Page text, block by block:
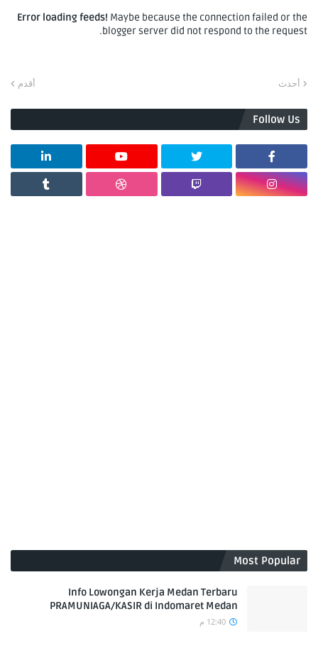
Error loading feeds! Maybe because the connection failed or the
blogger server did not respond to the request.
أحدث أقدم
Follow Us
Most Popular
Info Lowongan Kerja Medan Terbaru
PRAMUNIAGA/KASIR di Indomaret Medan
12:40 م